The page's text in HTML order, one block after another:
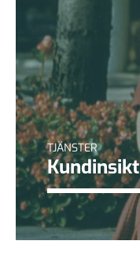
TJÄNSTER
Kundinsikt